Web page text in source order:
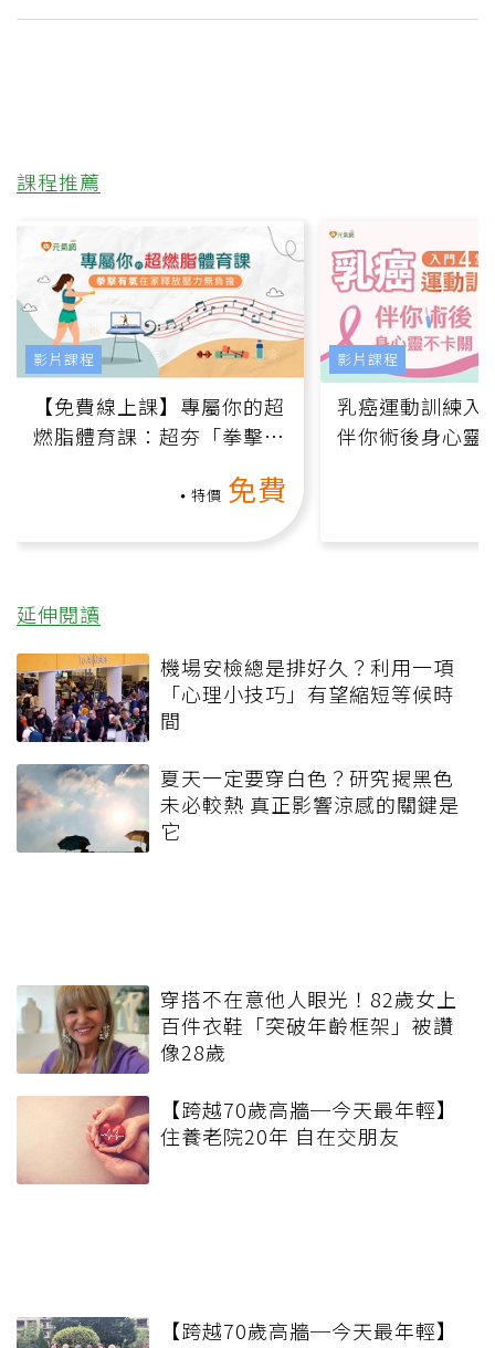
課程推薦
【免費線上課】專屬你的超
燃脂體育課：超夯「拳擊有
特價 免費
影片課程
乳癌運動訓練入
伴你術後身心靈
影片課程
延伸閱讀
機場安檢總是排好久？利用一項
「心理小技巧」有望縮短等候時
間
夏天一定要穿白色？研究揭黑色
未必較熱 真正影響涼感的關鍵是
它
穿搭不在意他人眼光！82歲女上
百件衣鞋「突破年齡框架」被讚
像28歲
【跨越70歲高牆─今天最年輕】
住養老院20年 自在交朋友
【跨越70歲高牆─今天最年輕】